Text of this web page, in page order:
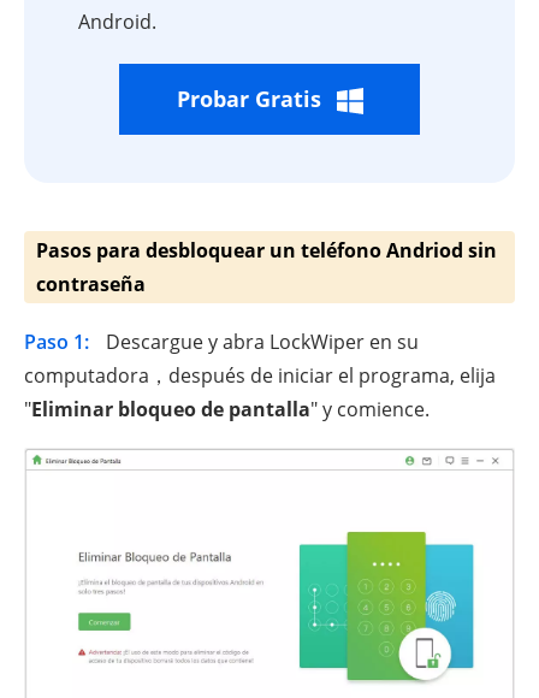
Android.
Probar Gratis
Pasos para desbloquear un teléfono Andriod sin
contraseña
Paso 1:
Descargue y abra LockWiper en su
computadora，después de iniciar el programa, elija
"Eliminar bloqueo de pantalla" y comience.